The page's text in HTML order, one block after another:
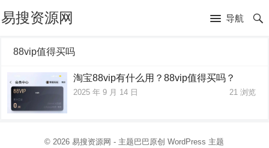
易搜资源网 导航
88vip值得买吗
淘宝88vip有什么用？88vip值得买吗？
2025 年 9 月 14 日 21浏览
© 2026易搜资源网 - 主题巴巴原创WordPress 主题